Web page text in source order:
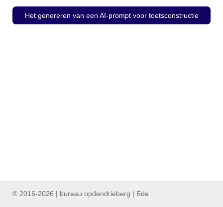
Het genereren van een AI-prompt voor toetsconstructie
© 2016-2026 | bureau opdendrieberg | Ede